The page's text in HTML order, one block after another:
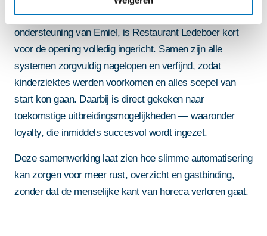
In nauwe samenwerking met Eijsink, en met
ondersteuning van Emiel, is Restaurant Ledeboer kort
voor de opening volledig ingericht. Samen zijn alle
systemen zorgvuldig nagelopen en verfijnd, zodat
kinderziektes werden voorkomen en alles soepel van
start kon gaan. Daarbij is direct gekeken naar
toekomstige uitbreidingsmogelijkheden — waaronder
loyalty, die inmiddels succesvol wordt ingezet.
Deze samenwerking laat zien hoe slimme automatisering
kan zorgen voor meer rust, overzicht en gastbinding,
zonder dat de menselijke kant van horeca verloren gaat.